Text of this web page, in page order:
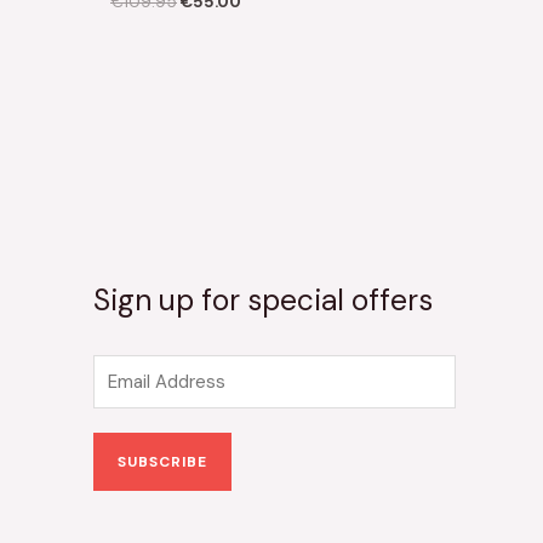
Sign up for special offers
m
a
SUBSCRIBE